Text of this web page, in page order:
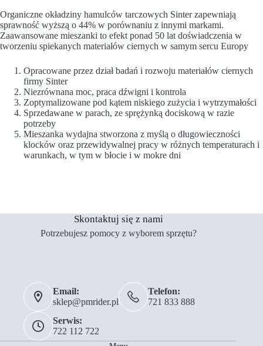
Organiczne okładziny hamulców tarczowych Sinter zapewniają
sprawność wyższą o 44% w porównaniu z innymi markami.
Zaawansowane mieszanki to efekt ponad 50 lat doświadczenia w
tworzeniu spiekanych materiałów ciernych w samym sercu Europy
Opracowane przez dział badań i rozwoju materiałów ciernych
firmy Sinter
Niezrównana moc, praca dźwigni i kontrola
Zoptymalizowane pod kątem niskiego zużycia i wytrzymałości
Sprzedawane w parach, ze sprężynką dociskową w razie
potrzeby
Mieszanka wydajna stworzona z myślą o długowieczności
klocków oraz przewidywalnej pracy w różnych temperaturach i
warunkach, w tym w błocie i w mokre dni
Skontaktuj się z nami
Potrzebujesz pomocy z wyborem sprzętu?
Email:
sklep@pmrider.pl
Telefon:
721 833 888
Serwis:
722 112 722